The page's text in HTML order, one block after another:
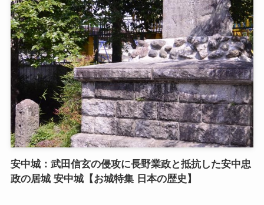
安中城：武田信玄の侵攻に長野業政と抵抗した安中忠
政の居城 安中城【お城特集 日本の歴史】